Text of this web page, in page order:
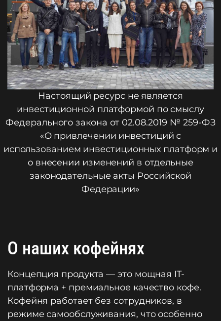
Настоящий ресурс не является
инвестиционной платформой по смыслу
Федерального закона от 02.08.2019 № 259-ФЗ
«О привлечении инвестиций с
использованием инвестиционных платформ и
о внесении изменений в отдельные
законодательные акты Российской
Федерации»
О наших кофейнях
Концепция продукта — это мощная IT-
платформа + премиальное качество кофе.
Кофейня работает без сотрудников, в
режиме самообслуживания, что особенно